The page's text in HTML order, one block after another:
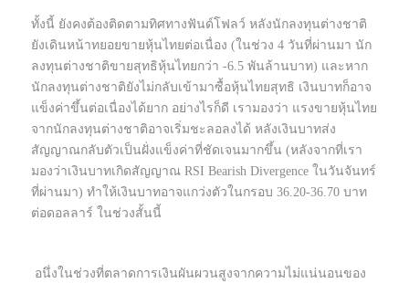
ทั้งนี้ ยังคงต้องติดตามทิศทางฟันด์โฟลว์ หลังนักลงทุนต่างชาติ
ยังเดินหน้าทยอยขายหุ้นไทยต่อเนื่อง (ในช่วง 4 วันที่ผ่านมา นัก
ลงทุนต่างชาติขายสุทธิหุ้นไทยกว่า -6.5 พันล้านบาท) และหาก
นักลงทุนต่างชาติยังไม่กลับเข้ามาซื้อหุ้นไทยสุทธิ เงินบาทก็อาจ
แข็งค่าขึ้นต่อเนื่องได้ยาก อย่างไรก็ดี เรามองว่า แรงขายหุ้นไทย
จากนักลงทุนต่างชาติอาจเริ่มชะลอลงได้ หลังเงินบาทส่ง
สัญญาณกลับตัวเป็นฝั่งแข็งค่าที่ชัดเจนมากขึ้น (หลังจากที่เรา
มองว่าเงินบาทเกิดสัญญาณ RSI Bearish Divergence ในวันจันทร์
ที่ผ่านมา) ทำให้เงินบาทอาจแกว่งตัวในกรอบ 36.20-36.70 บาท
ต่อดอลลาร์ ในช่วงสั้นนี้
อนึ่งในช่วงที่ตลาดการเงินผันผวนสูงจากความไม่แน่นอนของ